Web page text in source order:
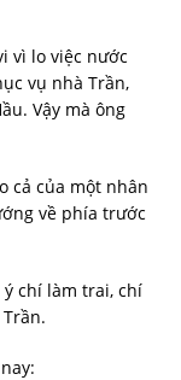
vì lo việc nước
vụ nhà Trần,
Vậy mà ông
cả của một nhân
về phía trước
chí làm trai, chí